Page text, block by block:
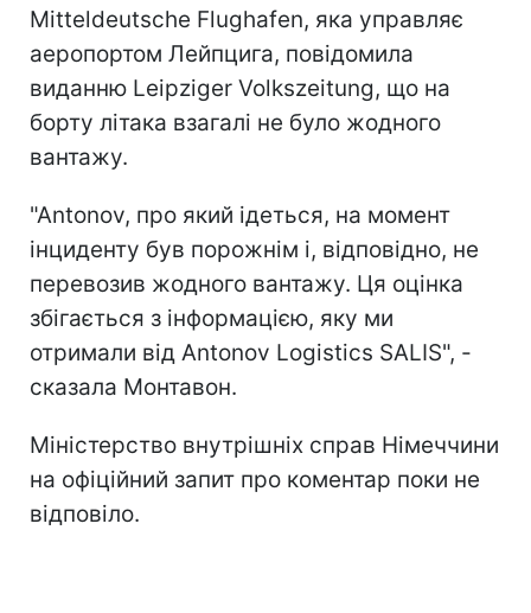
Mitteldeutsche Flughafen, яка управляє
аеропортом Лейпцига, повідомила
виданню Leipziger Volkszeitung, що на
борту літака взагалі не було жодного
вантажу.
"Antonov, про який ідеться, на момент
інциденту був порожнім і, відповідно, не
перевозив жодного вантажу. Ця оцінка
збігається з інформацією, яку ми
отримали від Antonov Logistics SALIS", -
сказала Монтавон.
Міністерство внутрішніх справ Німеччини
на офіційний запит про коментар поки не
відповіло.